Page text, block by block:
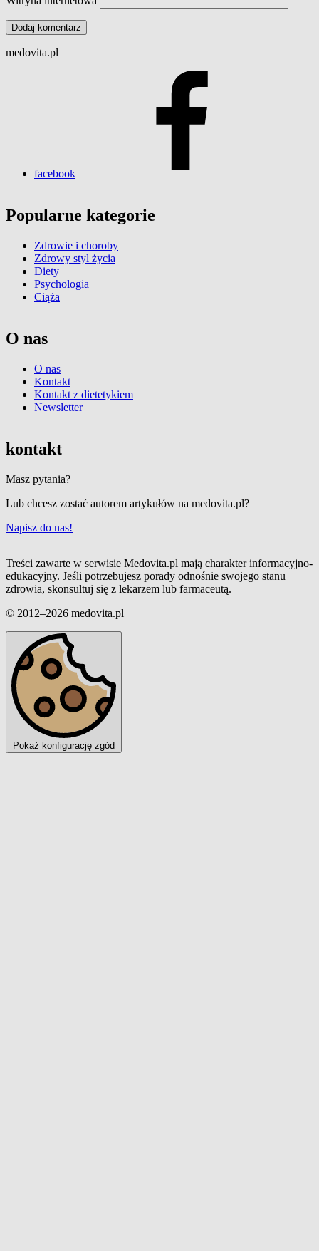
medovita.pl
facebook
Popularne kategorie
Zdrowie i choroby
Zdrowy styl życia
Diety
Psychologia
Ciąża
O nas
O nas
Kontakt
Kontakt z dietetykiem
Newsletter
kontakt
Masz pytania?
Lub chcesz zostać autorem artykułów na medovita.pl?
Napisz do nas!
Treści zawarte w serwisie Medovita.pl mają charakter informacyjno-
edukacyjny. Jeśli potrzebujesz porady odnośnie swojego stanu
zdrowia, skonsultuj się z lekarzem lub farmaceutą.
© 2012–2026 medovita.pl
Pokaż konfigurację zgód